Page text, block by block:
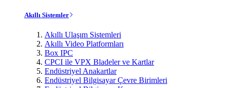
Akıllı Sistemler
Akıllı Ulaşım Sistemleri
Akıllı Video Platformları
Box IPC
CPCI ile VPX Bladeler ve Kartlar
Endüstriyel Anakartlar
Endüstriyel Bilgisayar Çevre Birimleri